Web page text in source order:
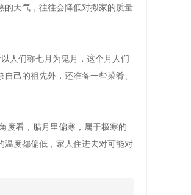
天气，往往会降低对搬家的质量
人们称七月为鬼月，这个月人们
己的祖先外，还准备一些菜肴、
度看，腊月里偏寒，属于极寒的
温度都偏低，家人住进去对可能对